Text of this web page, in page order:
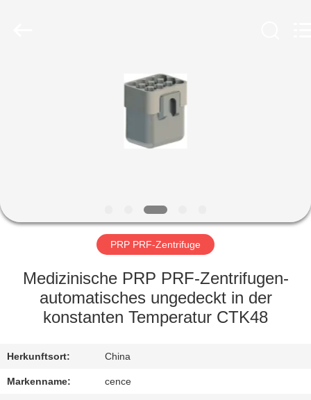
UNS
WERKSBESICHTIGUNG
QUALITÄTSKONTROLLE
MIT
UNS
PRP PRF-Zentrifuge
Medizinische PRP PRF-Zentrifugen-
automatisches ungedeckt in der
konstanten Temperatur CTK48
Herkunftsort: China
Markenname: cence